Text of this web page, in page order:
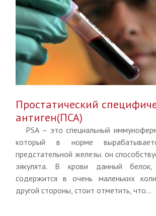
Простатический
антиген(ПСА)
PSA – это специальный
который в норме
предстательной железы. он
эякулята. В крови данный белок,
содержится в очень маленьких
другой стороны, стоит отметить, что...